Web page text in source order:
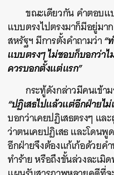
ขณะเดียวกัน คำตอบแ
แบบตรงไปตรงมาก็มีอยู่มา
สหรัฐฯ มีการตั้งคำถามว่า“
แบบตรงๆ ไม่ชอบก็บอกว่า
ควรบอกตั้งแต่แรก”
กระทู้ดังกล่าวมีคนเข้า
“ปฏิเสธไปแล้วแต่อีกฝ่ายไม่
บอกว่าเคยปฏิเสธตรงๆ แล
ว่าตนเคยปฏิเสธ และโดนพู
อีกฝ่ายจึงต้องแก้เก้อด้วยค
ทำร้าย หรือถึงขั้นล่วงละเมิ